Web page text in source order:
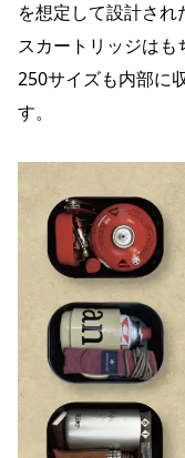
を想定して設計さ
スカートリッジは
250サイズも内部に
す。